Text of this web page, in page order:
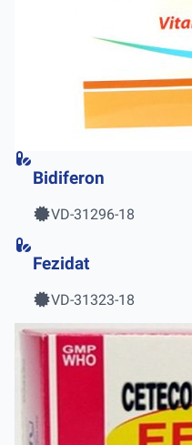
Bidiferon
VD-31296-18
Fezidat
VD-31323-18